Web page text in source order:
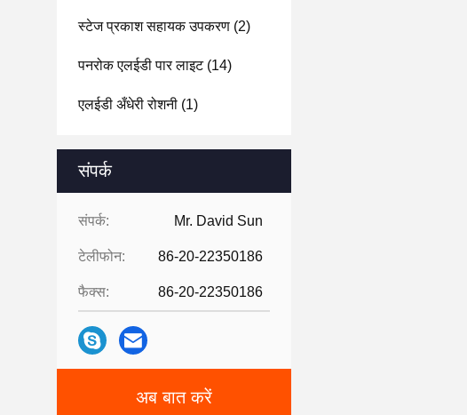
स्टेज प्रकाश सहायक उपकरण (2)
पनरोक एलईडी पार लाइट(14)
एलईडी अँधेरी रोशनी (1)
संपर्क
संपर्क: Mr. David Sun
टेलीफोन: 86-20-22350186
फैक्स: 86-20-22350186
अब बात करें